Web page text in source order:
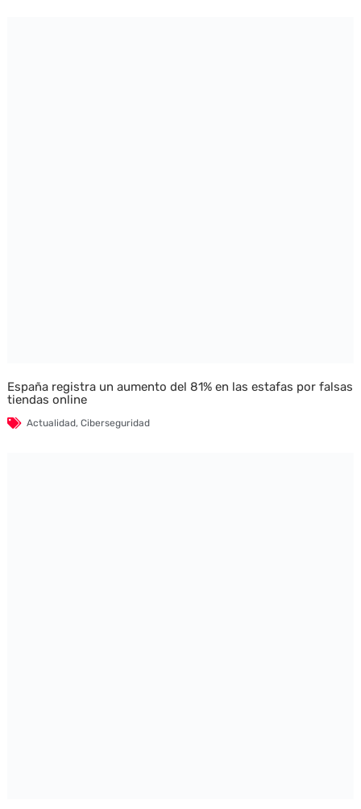
España registra un aumento del 81% en las estafas por falsas
tiendas online
Actualidad, Ciberseguridad